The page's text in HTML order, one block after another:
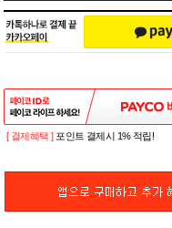
[ 결제혜택 ] 포인트 결제시 1% 적립!